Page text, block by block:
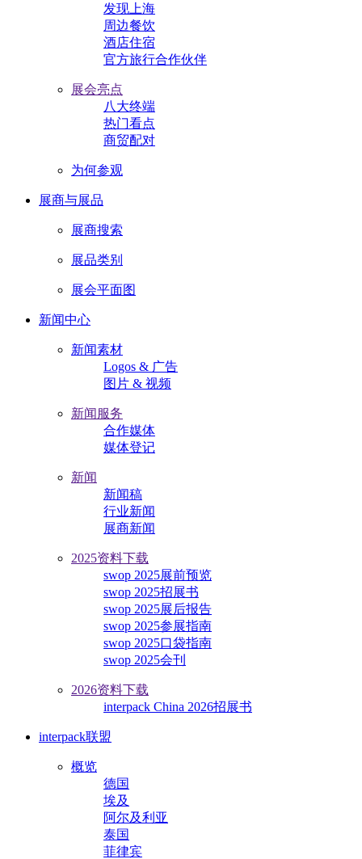
发现上海
周边餐饮
酒店住宿
官方旅行合作伙伴
展会亮点
八大终端
热门看点
商贸配对
为何参观
展商与展品
展商搜索
展品类别
展会平面图
新闻中心
新闻素材
Logos & 广告
图片 & 视频
新闻服务
合作媒体
媒体登记
新闻
新闻稿
行业新闻
展商新闻
2025资料下载
swop 2025展前预览
swop 2025招展书
swop 2025展后报告
swop 2025参展指南
swop 2025口袋指南
swop 2025会刊
2026资料下载
interpack China 2026招展书
interpack联盟
概览
德国
埃及
阿尔及利亚
泰国
菲律宾